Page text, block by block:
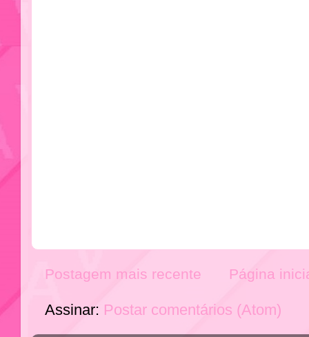
Postagem mais recente Página
Assinar: Postar comentários (Atom)